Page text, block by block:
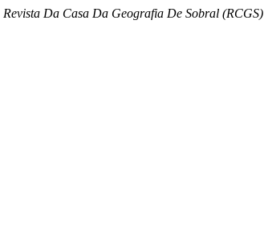
Revista Da Casa Da Geografia De Sobral (RCGS)